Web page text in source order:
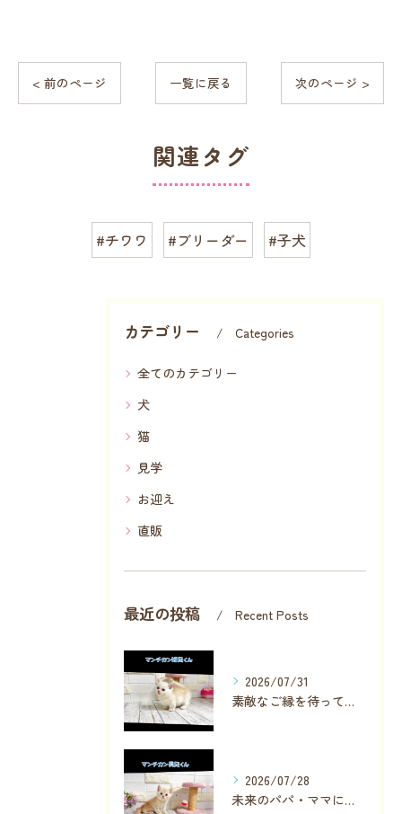
< 前のページ 一覧に戻る 次のページ >
関連タグ
#チワワ #ブリーダー #子犬
カテゴリー Categories
全てのカテゴリー
犬
猫
見学
お迎え
直販
最近の投稿 Recent Posts
2026/07/31
素敵なご縁を待っている子が数名います✨
2026/07/28
未来のパパ・ママに見つかりますように❣️